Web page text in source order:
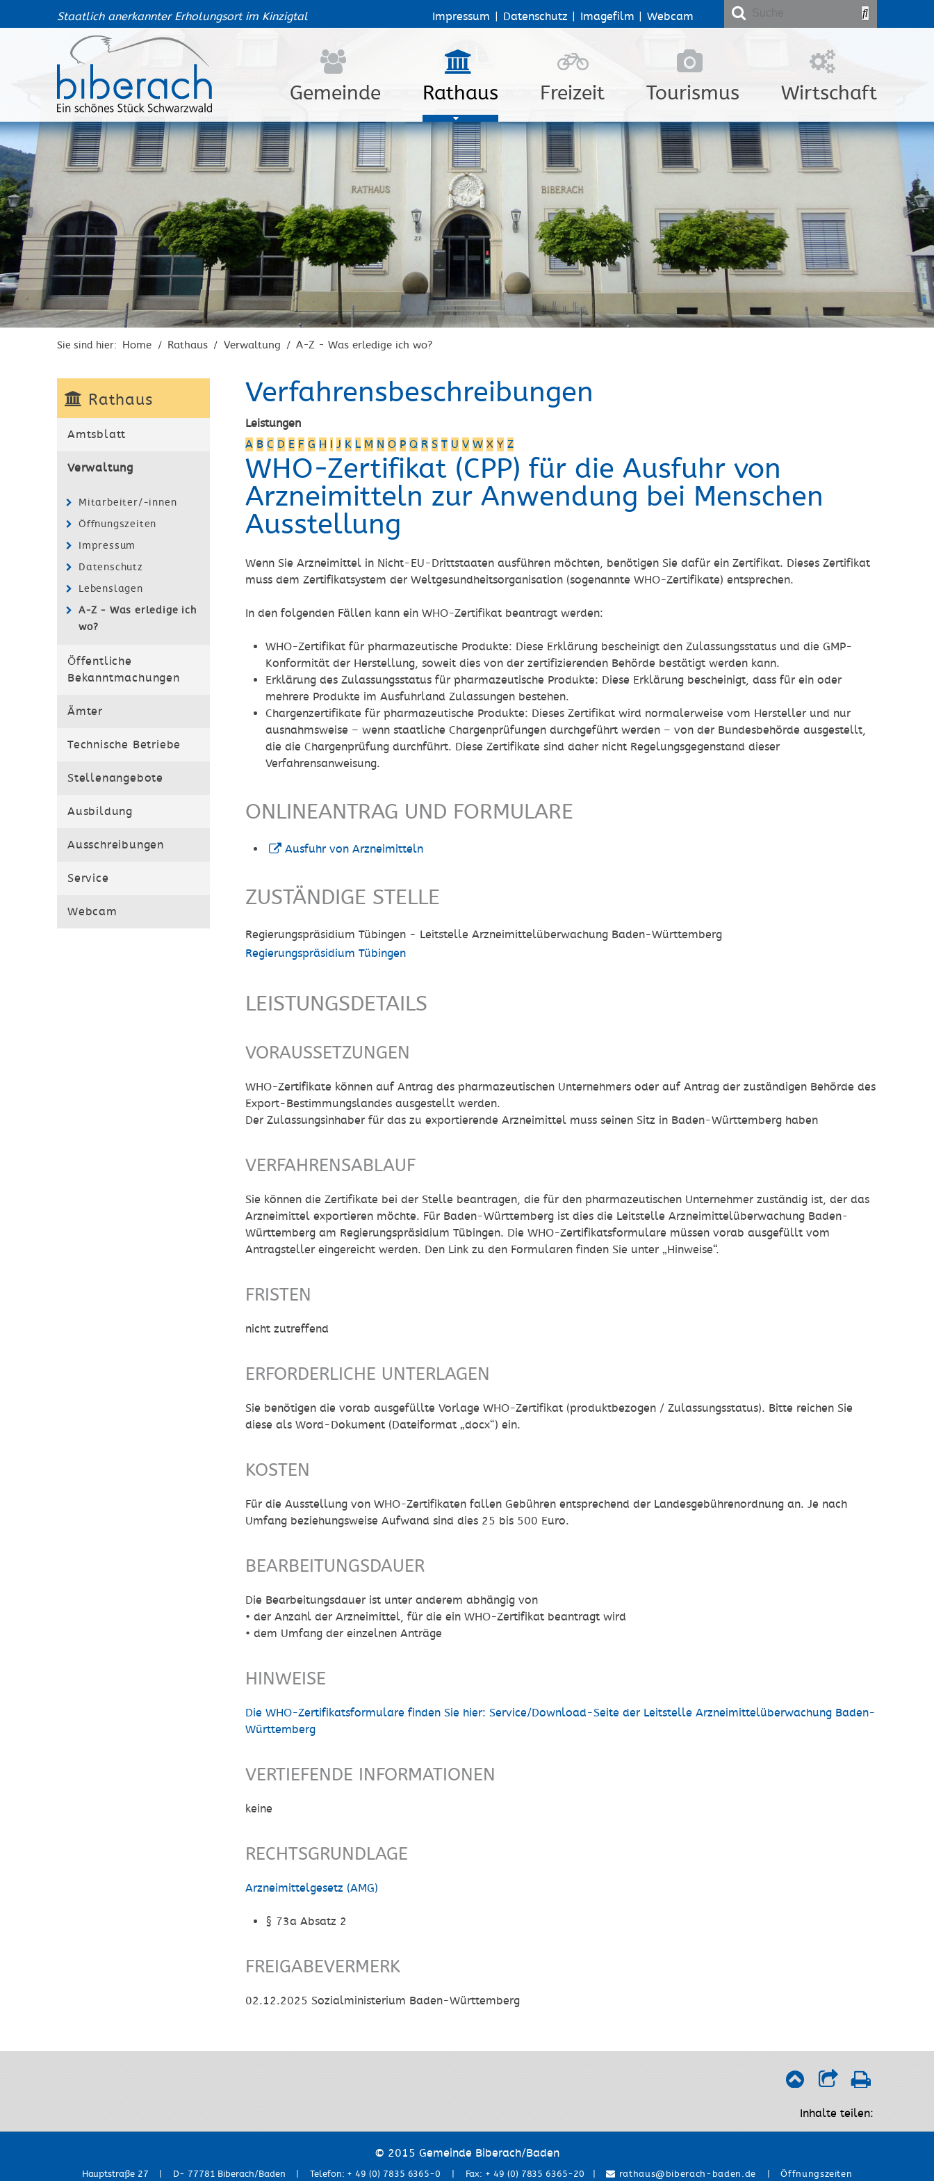
Staatlich anerkannter Erholungsort im Kinzigtal Impressum Datenschutz Imagefilm Webcam
Gemeinde Rathaus Freizeit Tourismus Wirtschaft
Sie sind hier: Home / Rathaus / Verwaltung / A-Z - Was erledige ich wo?
Rathaus
Amtsblatt
Verwaltung
Mitarbeiter/-innen
Öffnungszeiten
Impressum
Datenschutz
Lebenslagen
A-Z - Was erledige ich
wo?
Öffentliche
Bekanntmachungen
Ämter
Technische Betriebe
Stellenangebote
Ausbildung
Ausschreibungen
Service
Webcam
Verfahrensbeschreibungen
Leistungen
A B C D E F G H I J K L M N O P Q R S T U V W X Y Z
WHO-Zertifikat (CPP) für die Ausfuhr von
Arzneimitteln zur Anwendung bei Menschen
Ausstellung
Wenn Sie Arzneimittel in Nicht-EU-Drittstaaten ausführen möchten, benötigen Sie dafür ein Zertifikat. Dieses Zertifikat
muss dem Zertifikatsystem der Weltgesundheitsorganisation (sogenannte WHO-Zertifikate) entsprechen.
In den folgenden Fällen kann ein WHO-Zertifikat beantragt werden:
WHO-Zertifikat für pharmazeutische Produkte: Diese Erklärung bescheinigt den Zulassungsstatus und die GMP-
Konformität der Herstellung, soweit dies von der zertifizierenden Behörde bestätigt werden kann.
Erklärung des Zulassungsstatus für pharmazeutische Produkte: Diese Erklärung bescheinigt, dass für ein oder
mehrere Produkte im Ausfuhrland Zulassungen bestehen.
Chargenzertifikate für pharmazeutische Produkte: Dieses Zertifikat wird normalerweise vom Hersteller und nur
ausnahmsweise – wenn staatliche Chargenprüfungen durchgeführt werden – von der Bundesbehörde ausgestellt,
die die Chargenprüfung durchführt. Diese Zertifikate sind daher nicht Regelungsgegenstand dieser
Verfahrensanweisung.
ONLINEANTRAG UND FORMULARE
Ausfuhr von Arzneimitteln
ZUSTÄNDIGE STELLE
Regierungspräsidium Tübingen - Leitstelle Arzneimittelüberwachung Baden-Württemberg
Regierungspräsidium Tübingen
LEISTUNGSDETAILS
VORAUSSETZUNGEN
WHO-Zertifikate können auf Antrag des pharmazeutischen Unternehmers oder auf Antrag der zuständigen Behörde des
Export-Bestimmungslandes ausgestellt werden.
Der Zulassungsinhaber für das zu exportierende Arzneimittel muss seinen Sitz in Baden-Württemberg haben
VERFAHRENSABLAUF
Sie können die Zertifikate bei derStelle beantragen, diefür den pharmazeutischen Unternehmer zuständig ist, der das
Arzneimittelexportieren möchte. Für Baden-Württemberg ist dies die Leitstelle Arzneimittelüberwachung Baden-
Württemberg am Regierungspräsidium Tübingen. Die WHO-Zertifikatsformulare müssen vorab ausgefüllt vom
Antragsteller eingereicht werden. Den Link zu den Formularen finden Sie unter „Hinweise“.
FRISTEN
nicht zutreffend
ERFORDERLICHE UNTERLAGEN
Sie benötigen die vorab ausgefüllte Vorlage WHO-Zertifikat (produktbezogen / Zulassungsstatus). Bitte reichen Sie
diese als Word-Dokument (Dateiformat „docx“) ein.
KOSTEN
Für die Ausstellung von WHO-Zertifikaten fallen Gebühren entsprechend der Landesgebührenordnung an. Je nach
Umfang beziehungsweise Aufwand sind dies 25 bis 500 Euro.
BEARBEITUNGSDAUER
Die Bearbeitungsdauer ist unter anderem abhängig von
• der Anzahl der Arzneimittel, für die ein WHO-Zertifikat beantragt wird
• dem Umfang der einzelnen Anträge
HINWEISE
Die WHO-Zertifikatsformulare finden Sie hier:Service/Download-Seite der Leitstelle Arzneimittelüberwachung Baden-
Württemberg
VERTIEFENDE INFORMATIONEN
keine
RECHTSGRUNDLAGE
Arzneimittelgesetz (AMG)
§ 73a Absatz 2
FREIGABEVERMERK
02.12.2025 Sozialministerium Baden-Württemberg
Inhalte teilen:
© 2015 Gemeinde Biberach/Baden
Hauptstraße 27 | D- 77781 Biberach/Baden | Telefon: + 49 (0) 7835 6365-0 | Fax: + 49 (0) 7835 6365-20 | rathaus@biberach-baden.de |Öffnungszeiten